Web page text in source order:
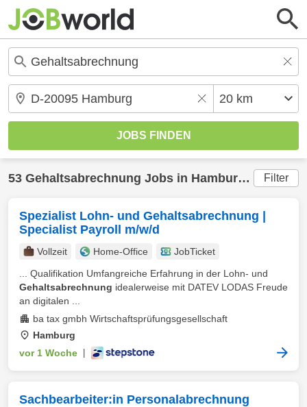
53 Gehaltsabrechnung Jobs in Hamburg (20 km)
Filter
Spezialist Lohn- und Gehaltsabrechnung |
Specialist Payroll m/w/d
Vollzeit Home-Office
JobTicket
... Qualifikation Umfangreiche Erfahrung in der Lohn- und
Gehaltsabrechnung idealerweise mit DATEV LODAS Freude
an digitalen ...
ba tax gmbh Wirtschaftsprüfungsgesellschaft
Hamburg
vor 1 Woche
Sachbearbeiter:in Personalabrechnung